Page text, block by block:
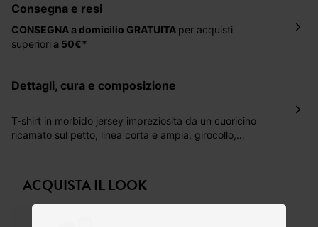
Consegna e resi
CONSEGNA a domicilio GRATUITA per acquisti
superiori a 50€*
ordinazione, al costo di 4 € per ordini inferiori a 50 €.
decorrere dalla data dell’avvenuta ricezione.
Aiuto
dettagli, cura e composizione
T-shirt in morbido jersey impreziosita da un cuoricino
ricamato sul petto, linea corta e ampia, girocollo,
biologica, coltivato senza pesticidi, fertilizzanti chimici né
OGM per preservare la biodiversità.
ACQUISTA IL LOOK